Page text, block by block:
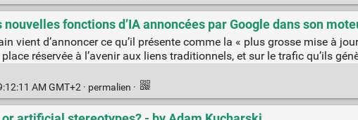
nouvelles fonctions d’IA annoncées par Google dans son
vient d’annoncer ce qu’il présente comme la « plus grosse mise à
réservée à l’avenir aux liens traditionnels, et sur le trafic qu’ils
AM GMT+2 · permalien ·